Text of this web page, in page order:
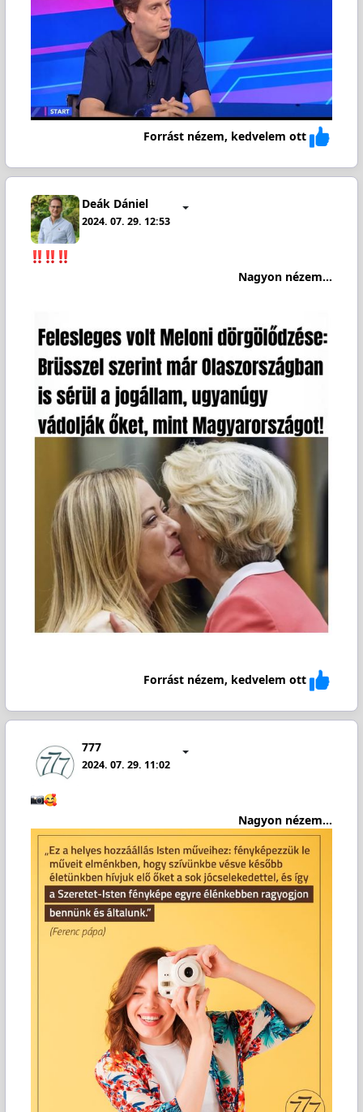
Forrást nézem, kedvelem ott
Deák Dániel
2024. 07. 29. 12:53
Nagyon nézem...
Forrást nézem, kedvelem ott
777
2024. 07. 29. 11:02
Nagyon nézem...